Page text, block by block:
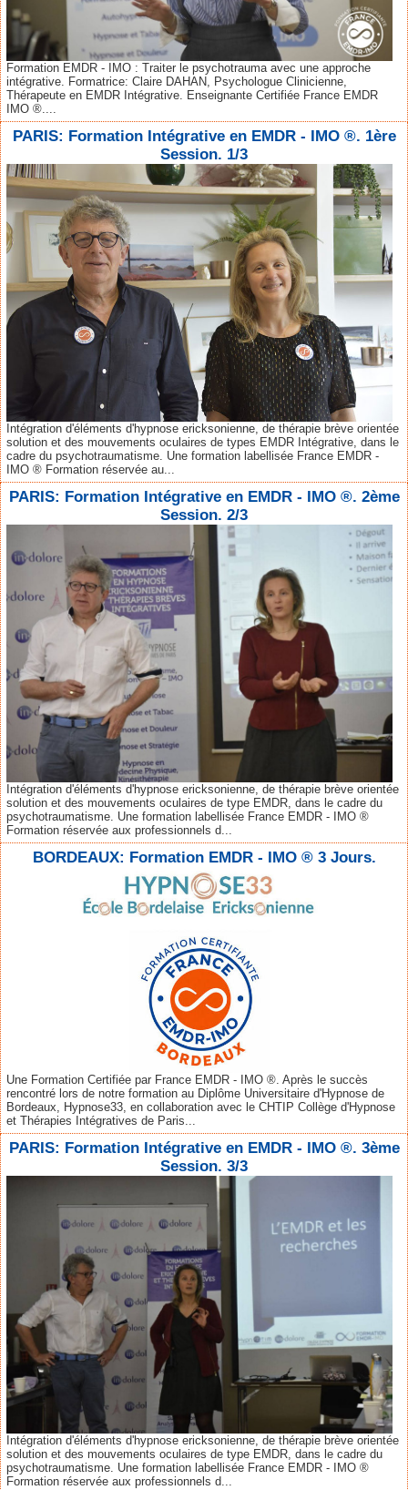
Formation EMDR - IMO : Traiter le psychotrauma avec une approche
intégrative. Formatrice: Claire DAHAN, Psychologue Clinicienne,
Thérapeute en EMDR Intégrative. Enseignante Certifiée France EMDR
IMO ®....
PARIS: Formation Intégrative en EMDR - IMO ®. 1ère
Session. 1/3
Intégration d'éléments d'hypnose ericksonienne, de thérapie brève orientée
solution et des mouvements oculaires de types EMDR Intégrative, dans le
cadre du psychotraumatisme. Une formation labellisée France EMDR -
IMO ® Formation réservée au...
PARIS: Formation Intégrative en EMDR - IMO ®. 2ème
Session. 2/3
Intégration d'éléments d'hypnose ericksonienne, de thérapie brève orientée
solution et des mouvements oculaires de type EMDR, dans le cadre du
psychotraumatisme. Une formation labellisée France EMDR - IMO ®
Formation réservée aux professionnels d...
BORDEAUX: Formation EMDR - IMO ® 3 Jours.
Une Formation Certifiée par France EMDR - IMO ®. Après le succès
rencontré lors de notre formation au Diplôme Universitaire d'Hypnose de
Bordeaux, Hypnose33, en collaboration avec le CHTIP Collège d'Hypnose
et Thérapies Intégratives de Paris...
PARIS: Formation Intégrative en EMDR - IMO ®. 3ème
Session. 3/3
Intégration d'éléments d'hypnose ericksonienne, de thérapie brève orientée
solution et des mouvements oculaires de type EMDR, dans le cadre du
psychotraumatisme. Une formation labellisée France EMDR - IMO ®
Formation réservée aux professionnels d...